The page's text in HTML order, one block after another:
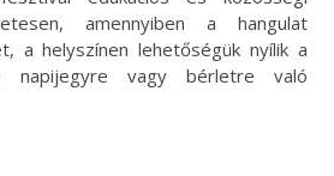
amennyiben a hangulat
a helyszínen lehetőségük nyílik a
napijegyre vagy bérletre való